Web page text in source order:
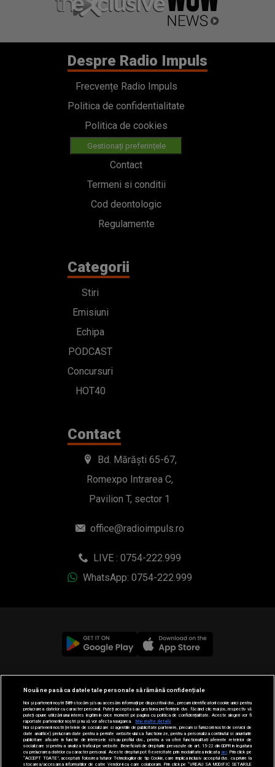
Despre Radio Impuls
Frecvențe Radio Impuls
Politica de confidentialitate
Politica de cookies
Gestionați preferințele
Contact
Termeni si conditii
Cod deontologic
Regulamente
Categorii
Stiri
Emisiuni
Echipa
PODCAST
Concursuri
HOT40
Contact
Bd. Mărăști 65-67,
Romexpo Intrarea C,
Pavilion T, sector 1
office@radioimpuls.ro
LIVE : 0754-222.999
WhatsApp: 0754-222.999
© 2019-2026 DOGAN MEDIA INTERNATIONAL SA, Toate
drepturile rezervate.
Nouă ne pasă ca datele tale personale să rămână confidențiale
Noi și partenerii noștri589stocăm și/sau accesăm informații pe dispozitivul dvs., precum identificatorii cookie unici pentru
prelucrarea datelor cu caracter personal. Puteți accepta sau gestiona preferințele dvs. făcând clic mai jos, respectiv vă
puteți opune utilizării unui interes legitim în orice moment pe pagina cu politica de confidențialitate. Aceste alegeri vor fi
raportate partenerilor noștri și nu vă vor afecta navigarea.
Mai multe detalii
Noi si partenerii nostri (retelele de socializare si agentiile de publicitate partenere, precum si furnizorii nostri de servicii de
date analitice) prelucram date pentru a permite website-ului sa functioneze, pentru a personaliza continutul si anunturile
publicitare afisate in functie de interesele si/sau profilul dvs., pentru a va oferi functionalitati aferente retelelor de
socializare si pentru a analiza traficul pe website. Beneficiati de drepturile prevazute de art. 15-22 din GDPR in legatura
cu prelucrarea datelor cu caracter personal. Aceste drepturi pot fi exercitate prin modalitatea indicataaici . Prin click pe
“ACCEPT TOATE”, acceptati folosirea tuturor Tehnologiilor de tip Cookie, care implica inclusiv acceptul dvs. cu privire la
stocarea/accesarea informatiilor de catre Vendor-ii cu care colaboram. Prin click pe “VREAU SA MODIFIC SETARILE